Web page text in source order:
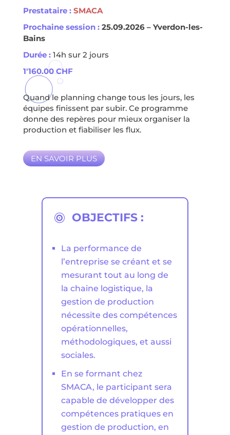
Prestataire : SMACA
Prochaine session : 25.09.2026 – Yverdon-les-
Bains
Durée : 14h sur 2 jours
1'160.00CHF
Quand le planning change tous les jours, les
équipes finissent par subir. Ce programme
donne des repères pour mieux organiser la
production et fiabiliser les flux.
EN SAVOIR PLUS
 OBJECTIFS :
La performance de
l’entreprise se créant et se
mesurant tout au long de
la chaine logistique, la
gestion de production
nécessite des compétences
opérationnelles,
méthodologiques, et aussi
sociales.
En se formant chez
SMACA, le participant sera
capable de développer des
compétences pratiques en
gestion de production, en